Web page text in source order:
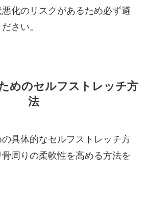
化のリスクがあるため必ず避
さい。
めのセルフストレッチ方
法
具体的なセルフストレッチ方
周りの柔軟性を高める方法を